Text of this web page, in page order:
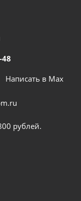
48
Написать в Мах
рублей.